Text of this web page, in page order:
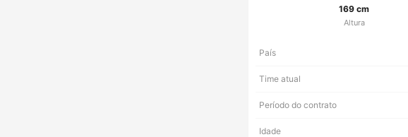
169 cm
Altura
País
Time atual
Período do contrato
Idade